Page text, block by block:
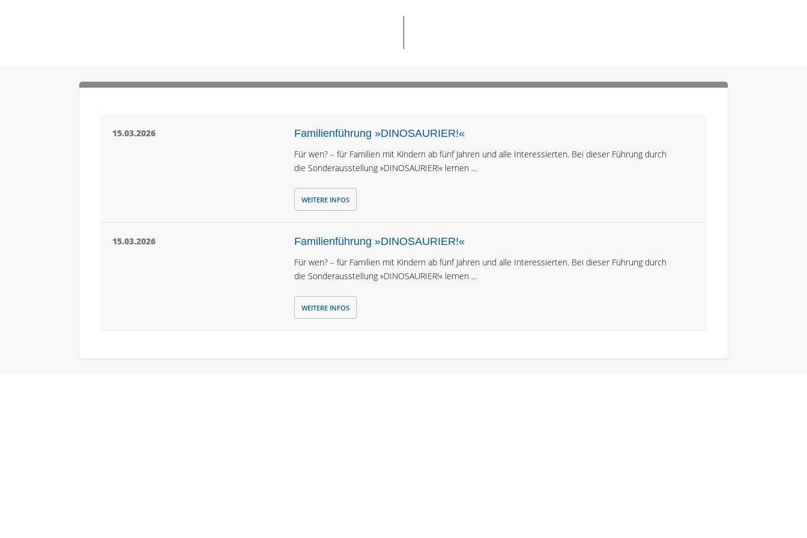
15.03.2026 Familienführung »DINOSAURIER!«
Für wen? – für Familien mit Kindern ab fünf Jahren und alle Interessierten. Bei dieser Führung durch
die Sonderausstellung »DINOSAURIER!« lernen ...
WEITERE INFOS
15.03.2026 Familienführung »DINOSAURIER!«
Für wen? – für Familien mit Kindern ab fünf Jahren und alle Interessierten. Bei dieser Führung durch
die Sonderausstellung »DINOSAURIER!« lernen ...
WEITERE INFOS